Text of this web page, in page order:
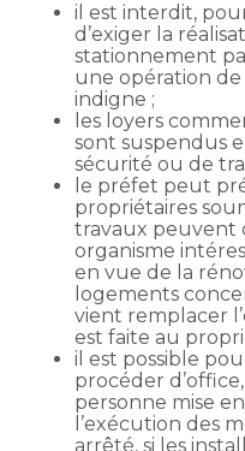
il est interdit,
d’exiger la
stationnement
une opération
indigne ;
les loyers
sont suspendus
sécurité ou de
le préfet peut
propriétaires
travaux peuvent
organisme
en vue de la
logements
vient remplacer
est faite au
il est possible
procéder
personne mise
l’exécution des
arrêté, si les